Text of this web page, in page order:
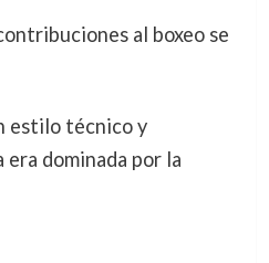
al boxeo se
estilo técnico y
dominada por la